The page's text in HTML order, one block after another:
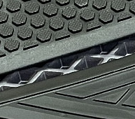
EVA
Эконом
1100 1900
В корзину
1100 1900